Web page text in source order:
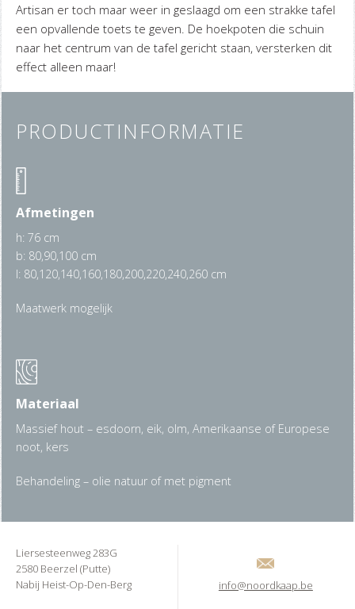
Artisan er toch maar weer in geslaagd om een strakke tafel
een opvallende toets te geven. De hoekpoten die schuin
naar het centrum van de tafel gericht staan, versterken dit
effect alleen maar!
PRODUCTINFORMATIE
Afmetingen
h: 76 cm
b: 80,90,100 cm
l: 80,120,140,160,180,200,220,240,260 cm
Maatwerk mogelijk
Materiaal
Massief hout – esdoorn, eik, olm, Amerikaanse of Europese
noot, kers
Behandeling – olie natuur of met pigment
info@noordkaap.be
Liersesteenweg 283G
2580 Beerzel (Putte)
Nabij Heist-Op-Den-Berg